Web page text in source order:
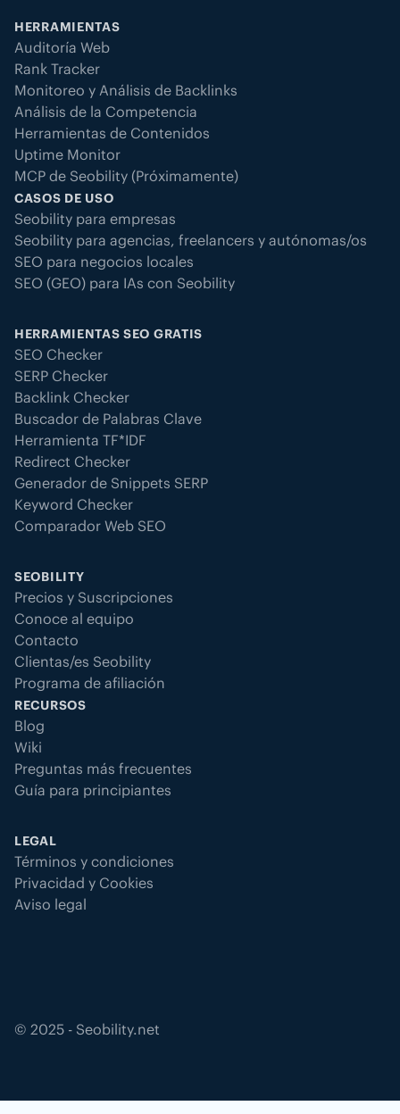
HERRAMIENTAS
Auditoría Web
Rank Tracker
Monitoreo y Análisis de Backlinks
Análisis de la Competencia
Herramientas de Contenidos
Uptime Monitor
MCP de Seobility (Próximamente)
CASOS DE USO
Seobility para empresas
Seobility para agencias, freelancers y autónomas/os
SEO para negocios locales
SEO (GEO) para IAs con Seobility
HERRAMIENTAS SEO GRATIS
SEO Checker
SERP Checker
Backlink Checker
Buscador de Palabras Clave
Herramienta TF*IDF
Redirect Checker
Generador de Snippets SERP
Keyword Checker
Comparador Web SEO
SEOBILITY
Precios y Suscripciones
Conoce al equipo
Contacto
Clientas/es Seobility
Programa de afiliación
RECURSOS
Blog
Wiki
Preguntas más frecuentes
Guía para principiantes
LEGAL
Términos y condiciones
Privacidad y Cookies
Aviso legal
© 2025 - Seobility.net